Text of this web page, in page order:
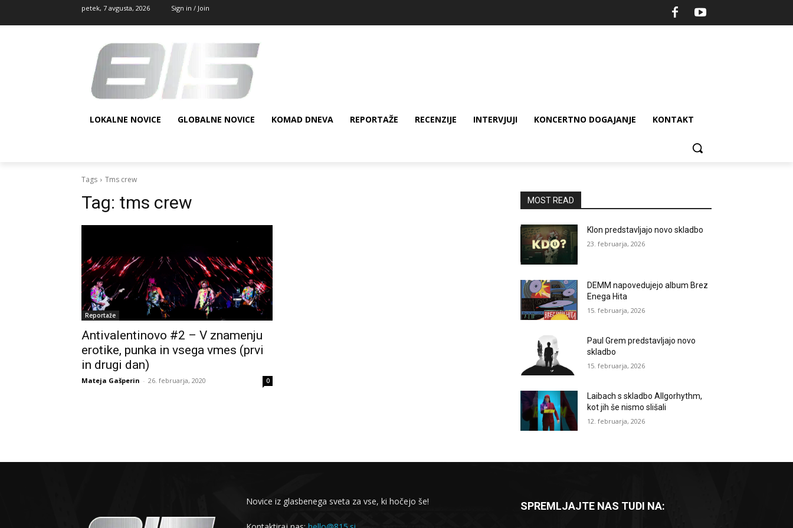
petek, 7 avgusta, 2026 Sign in / Join
LOKALNE NOVICE GLOBALNE NOVICE KOMAD DNEVA REPORTAŽE RECENZIJE INTERVJUJI KONCERTNO DOGAJANJE KONTAKT
Tags Tms crew
Tag: tms crew
Reportaže
Antivalentinovo #2 – V znamenju
erotike, punka in vsega vmes (prvi
in drugi dan)
Mateja Gašperin - 26. februarja, 2020 0
MOST READ
Klon predstavljajo novo skladbo
23. februarja, 2026
DEMM napovedujejo album Brez
Enega Hita
15. februarja, 2026
Paul Grem predstavljajo novo
skladbo
15. februarja, 2026
Laibach s skladbo Allgorhythm,
kot jih še nismo slišali
12. februarja, 2026
Novice iz glasbenega sveta za vse, ki hočejo še! SPREMLJAJTE NAS TUDI NA: